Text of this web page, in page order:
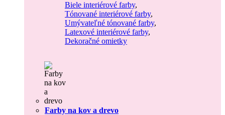
Biele interiérové farby,
Tónované interiérové farby,
Umývateľné tónované farby,
Latexové interiérové farby,
Dekoračné omietky
Farby na kov a drevo